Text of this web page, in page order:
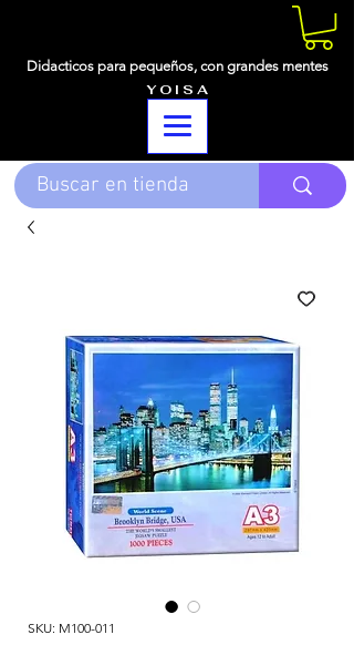
Didacticos para pequeños, con grandes mentes
Y O I S A
SKU: M100-011